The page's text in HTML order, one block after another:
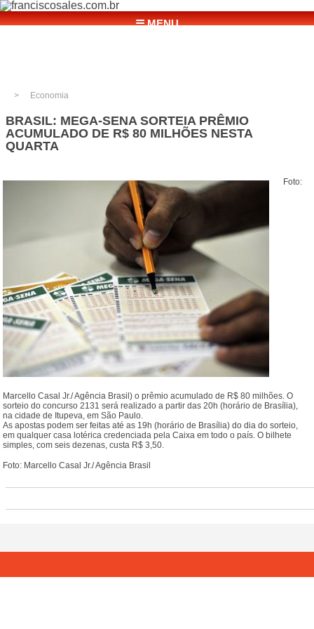
☰ MENU
Economia
BRASIL: MEGA-SENA SORTEIA PRÊMIO
ACUMULADO DE R$ 80 MILHÕES NESTA
QUARTA
Foto:
Marcello Casal Jr./ Agência Brasil) o prêmio acumulado de R$ 80 milhões. O
sorteio do concurso 2131 será realizado a partir das 20h (horário de Brasília),
na cidade de Itupeva, em São Paulo.
As apostas podem ser feitas até as 19h (horário de Brasília) do dia do sorteio,
em qualquer casa lotérica credenciada pela Caixa em todo o país. O bilhete
simples, com seis dezenas, custa R$ 3,50.
Foto: Marcello Casal Jr./ Agência Brasil